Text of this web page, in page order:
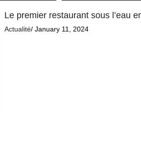
Le premier restaurant sous l’eau
Actualité/ January 11, 2024